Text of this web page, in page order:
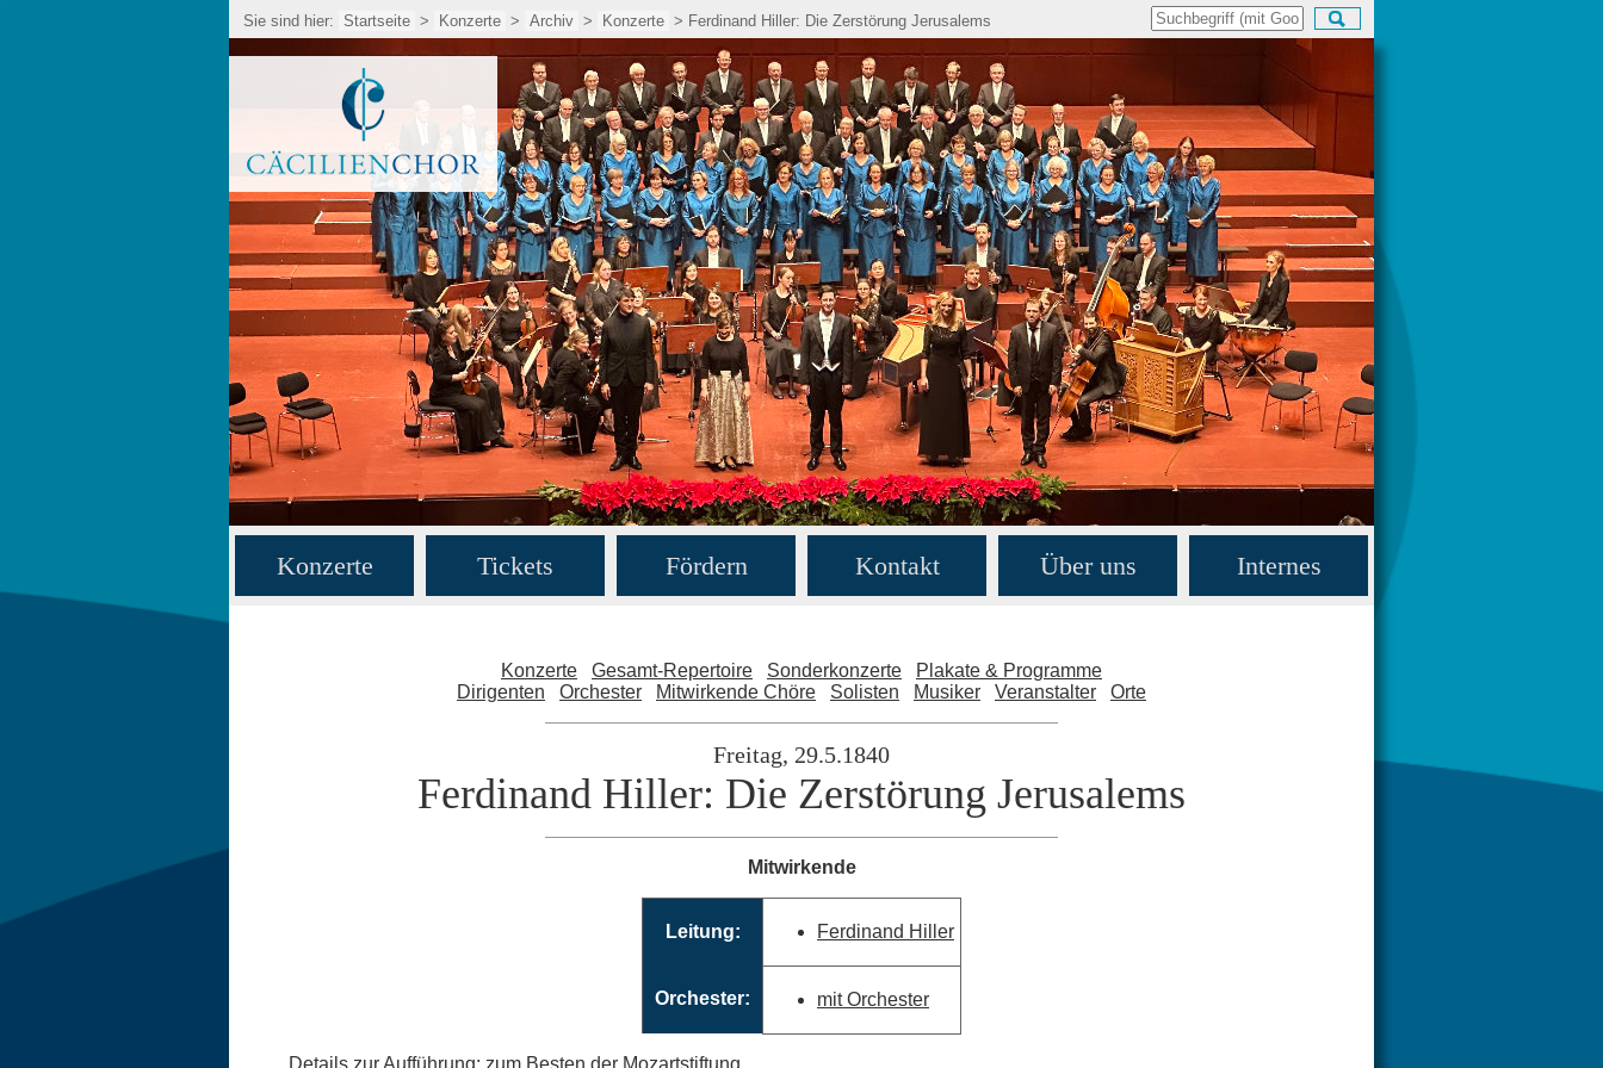
Sie sind hier: Startseite > Konzerte > Archiv > Konzerte > Ferdinand Hiller: Die Zerstörung Jerusalems
Konzerte Tickets Fördern Kontakt Über uns Internes
Konzerte Gesamt-Repertoire Sonderkonzerte
Plakate & Programme
Dirigenten
Orchester Mitwirkende Chöre Solisten Musiker Veranstalter Orte
Freitag, 29.5.1840
Ferdinand Hiller: Die Zerstörung Jerusalems
Mitwirkende
Leitung: Ferdinand Hiller
Orchester: mit Orchester
Details zur Aufführung: zum Besten der Mozartstiftung